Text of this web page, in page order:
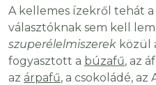
A kellemes ízekről tehát
választóknak sem kell
szuperélelmiszerek közül
fogyasztott a búzafű, az
az árpafű, a csokoládé, az